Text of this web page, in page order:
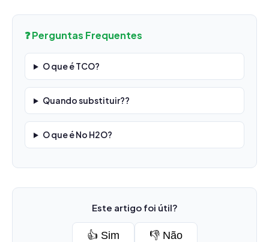
❓ Perguntas Frequentes
O que é TCO?
Quando substituir??
O que é No H2O?
Este artigo foi útil?
👍 Sim 👎 Não